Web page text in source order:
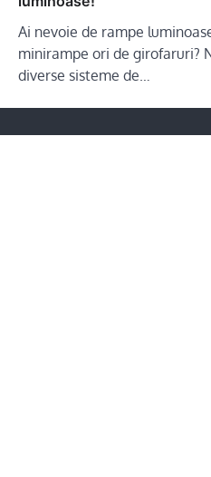
Ai nevoie de rampe
minirampe ori de girofaruri?
diverse sisteme de…